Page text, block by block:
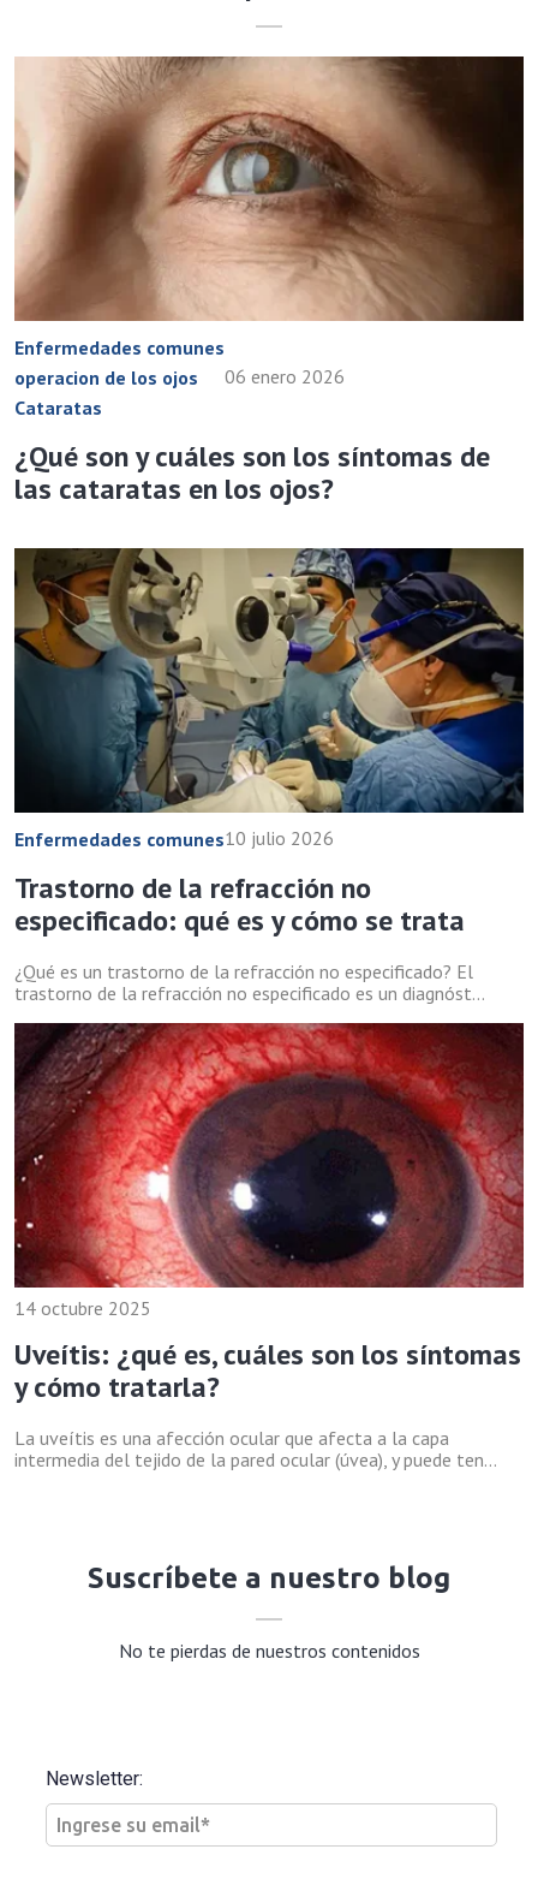
Enfermedades comunes
operacion de los ojos
Cataratas
06 enero 2026
¿Qué son y cuáles son los síntomas de
las cataratas en los ojos?
Enfermedades comunes10 julio 2026
Trastorno de la refracción no
especificado: qué es y cómo se trata
¿Qué es un trastorno de la refracción no especificado? El
trastorno de la refracción no especificado es un diagnóst...
14 octubre 2025
Uveítis: ¿qué es, cuáles son los síntomas
y cómo tratarla?
La uveítis es una afección ocular que afecta a la capa
intermedia del tejido de la pared ocular (úvea), y puede ten...
Suscríbete a nuestro blog
No te pierdas de nuestros contenidos
Newsletter: